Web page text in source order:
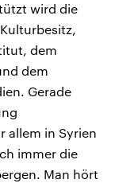
wird die
dem
dem
Gerade
allem in Syrien
immer die
Man hört